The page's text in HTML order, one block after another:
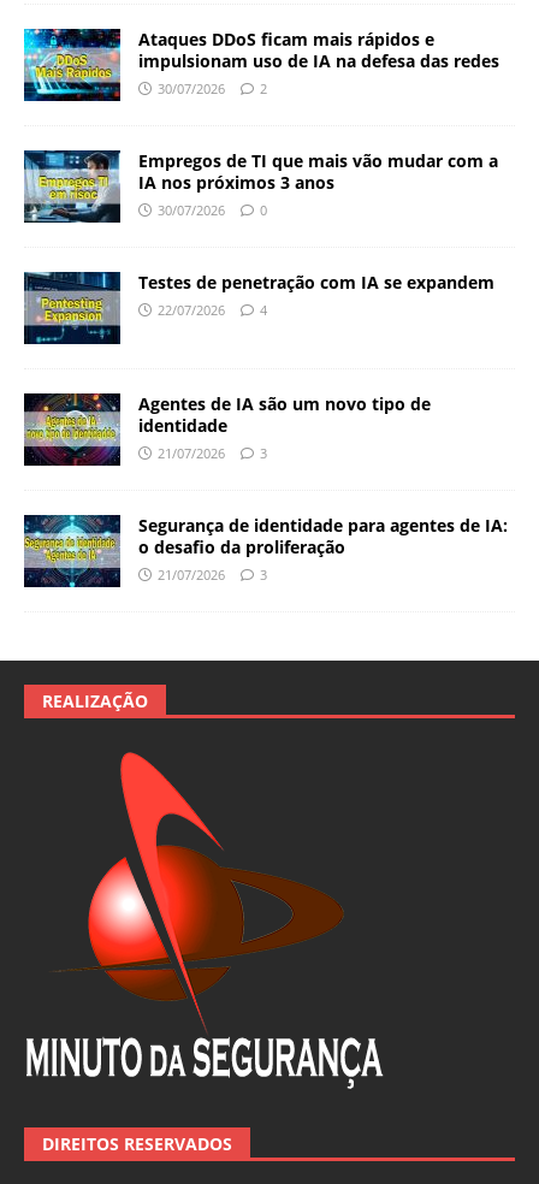
Ataques DDoS ficam mais rápidos e
impulsionam uso de IA na defesa das redes
30/07/2026 2
Empregos de TI que mais vão mudar com a
IA nos próximos 3 anos
30/07/2026 0
Testes de penetração com IA se expandem
22/07/2026 4
Agentes de IA são um novo tipo de
identidade
21/07/2026 3
Segurança de identidade para agentes de IA:
o desafio da proliferação
21/07/2026 3
REALIZAÇÃO
DIREITOS RESERVADOS